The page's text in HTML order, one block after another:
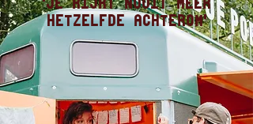
'Je kijkt nooit meer
hetzelfde achterom'